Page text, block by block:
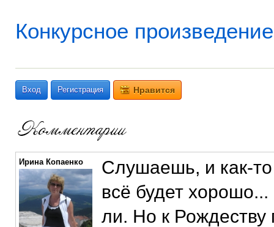
Конкурсное
Вход Регистрация Нравится
Ирина Копаенко
Слушаешь, и как-то
всё будет
ли. Но к Рождеству